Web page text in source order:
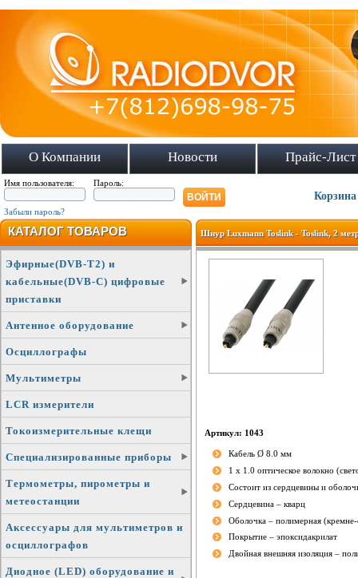
О Компании Новости Прайс-Лист
Имя пользователя: Пароль:
Забыли пароль?
Корзина
КАТАЛОГ ТОВАРОВ
Эфирные(DVB-T2) и
кабельные(DVB-C) цифровые
приставки
Антенное оборудование
Осциллографы
Мультиметры
LCR измерители
Токоизмерительные клещи
Специализированные приборы
Термометры, пирометры и
метеостанции
Аксессуары для мультиметров и
осциллографов
Диодное (LED) оборудование и
Шнур Luxmann Toslink - Toslink, 2
Артикул: 1043
Кабель Ø 8.0 мм
1 x 1.0 оптическое волокно
Состоит из сердцевины и
Сердцевина – кварц
Оболочка – полимерная
Покрытие – эпоксидакрилат
Двойная внешняя изоляция –